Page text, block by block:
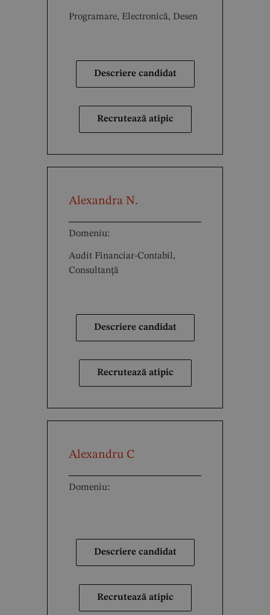
Programare, Electronică, Desen
Descriere candidat
Recrutează atipic
Alexandra N.
Domeniu:
Audit Financiar-Contabil,
Consultanță
Descriere candidat
Recrutează atipic
Alexandru C
Domeniu:
Descriere candidat
Recrutează atipic